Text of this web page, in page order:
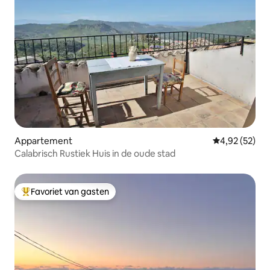
Appartement Gemiddelde
4,92 (52)
Calabrisch Rustiek Huis in de oude stad
Topfavoriet van gasten
Favoriet van gasten